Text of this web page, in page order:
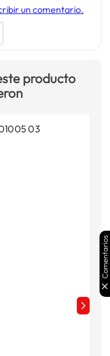
un comentario.
producto
Comentarios